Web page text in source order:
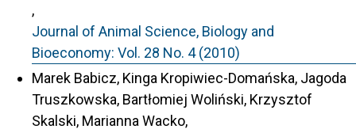
,
Journal of Animal Science, Biology and
Bioeconomy: Vol. 28 No. 4 (2010)
Marek Babicz, Kinga Kropiwiec-Domańska, Jagoda
Truszkowska, Bartłomiej Woliński, Krzysztof
Skalski, Marianna Wacko,